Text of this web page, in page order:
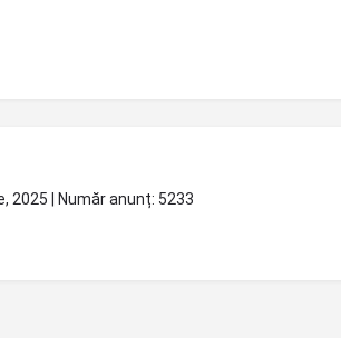
2025 | Număr anunț: 5233